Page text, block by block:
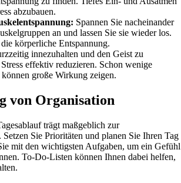
abzubauen.
Spannen Sie nacheinander
an und lassen Sie sie wieder los.
körperliche Entspannung.
innezuhalten und den Geist zu
effektiv reduzieren. Schon wenige
große Wirkung zeigen.
von Organisation
trägt maßgeblich zur
Setzen Sie Prioritäten und planen Sie Ihren Tag
mit den wichtigsten Aufgaben, um ein Gefühl
To-Do-Listen können Ihnen dabei helfen,